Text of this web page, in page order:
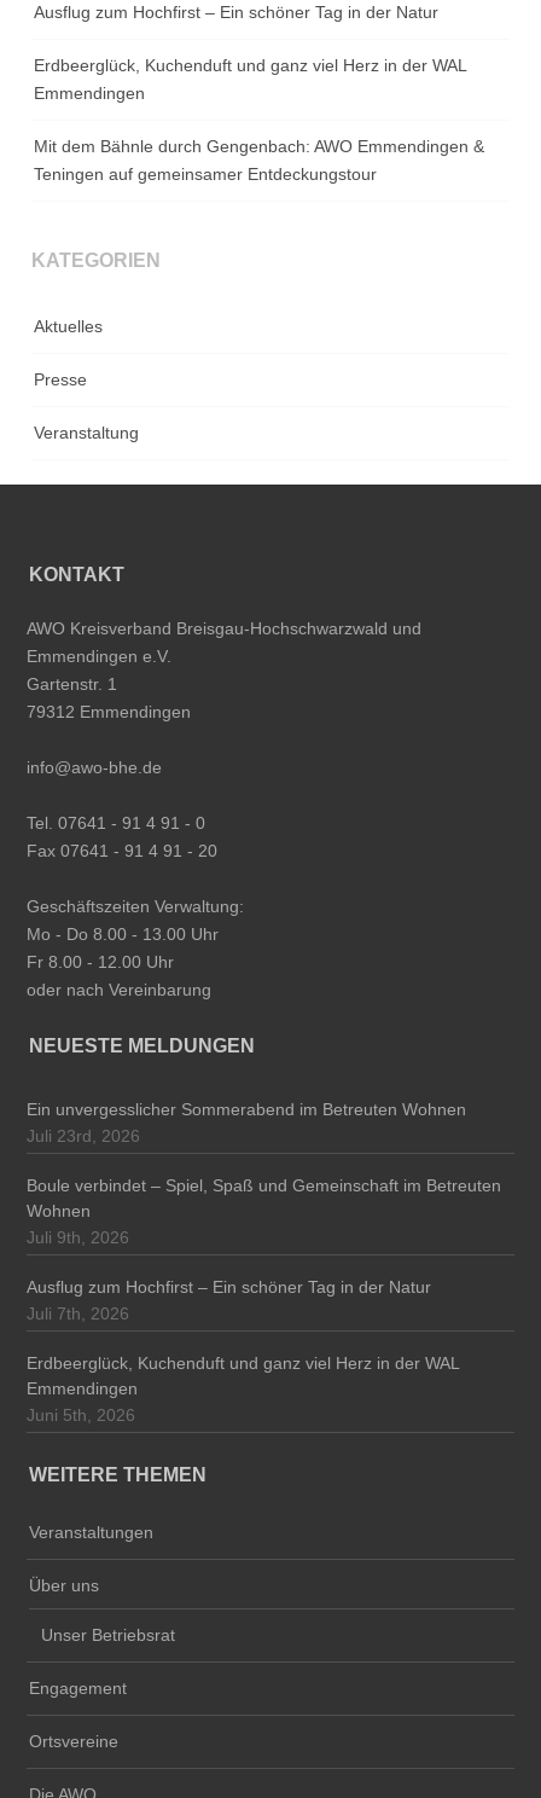
Ausflug zum Hochfirst – Ein schöner Tag in der Natur
Erdbeerglück, Kuchenduft und ganz viel Herz in der WAL
Emmendingen
Mit dem Bähnle durch Gengenbach: AWO Emmendingen &
Teningen auf gemeinsamer Entdeckungstour
KATEGORIEN
Aktuelles
Presse
Veranstaltung
KONTAKT
AWO Kreisverband Breisgau-Hochschwarzwald und
Emmendingen e.V.
Gartenstr. 1
79312 Emmendingen
info@awo-bhe.de
Tel. 07641 - 91 4 91 - 0
Fax 07641 - 91 4 91 - 20
Geschäftszeiten Verwaltung:
Mo - Do 8.00 - 13.00 Uhr
Fr 8.00 - 12.00 Uhr
oder nach Vereinbarung
NEUESTE MELDUNGEN
Ein unvergesslicher Sommerabend im Betreuten Wohnen
Juli 23rd, 2026
Boule verbindet – Spiel, Spaß und Gemeinschaft im Betreuten
Wohnen
Juli 9th, 2026
Ausflug zum Hochfirst – Ein schöner Tag in der Natur
Juli 7th, 2026
Erdbeerglück, Kuchenduft und ganz viel Herz in der WAL
Emmendingen
Juni 5th, 2026
WEITERE THEMEN
Veranstaltungen
Über uns
Unser Betriebsrat
Engagement
Ortsvereine